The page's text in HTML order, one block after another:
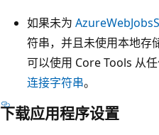
如果未为
符串，并且未使用本地存
可以使用 Core Tools 从
连接字符串。
下载应用程序设置